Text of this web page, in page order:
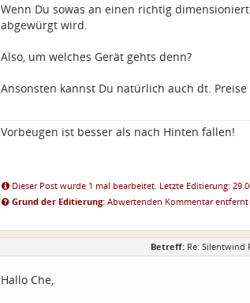
Wenn Du sowas an einen richtig
abgewürgt wird.
Also, um welches Gerät gehts denn?
Ansonsten kannst Du natürlich auch dt.
Vorbeugen ist besser als nach Hinten fallen!
Dieser Post wurde 1 mal bearbeitet. Letzte Editierung:
Grund der Editierung: Abwertenden Kommentar entfernt
Betreff: Re: Silentwind
Hallo Che,